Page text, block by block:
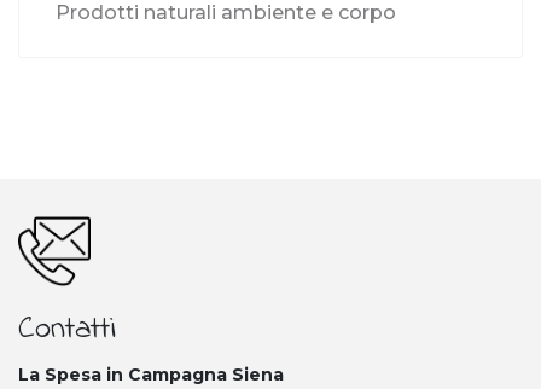
Prodotti naturali ambiente e corpo
Contatti
La Spesa in Campagna Siena